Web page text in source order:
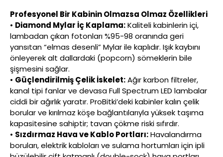
Profesyonel Bir Kabinin Olmazsa Olmaz Özellikleri
• Diamond Mylar İç Kaplama:Kaliteli kabinlerin içi,
lambadan çıkan fotonları %95-98 oranında geri
yansıtan “elmas desenli” Mylar ile kaplıdır. Işık kaybını
önleyerek alt dallardaki (popcorn) sömeklerin bile
şişmesini sağlar.
• Güçlendirilmiş Çelik İskelet:Ağır karbon filtreler,
kanal tipi fanlar ve devasa Full Spectrum LED lambalar
ciddi bir ağırlık yaratır. ProBitki’deki kabinler kalın çelik
borular ve kırılmaz köşe bağlantılarıyla yüksek taşıma
kapasitesine sahiptir; tavan çökme riski sıfırdır.
• Sızdırmaz Hava ve Kablo Portları:Havalandırma
boruları, elektrik kabloları ve sulama hortumları için ipli